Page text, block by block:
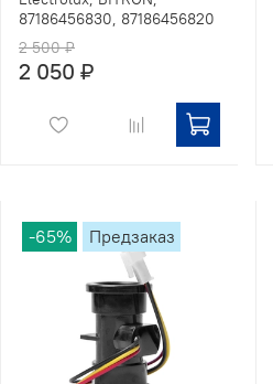
87186456830, 87186456820
2 500 ₽
2 050 ₽
-65% Предзаказ